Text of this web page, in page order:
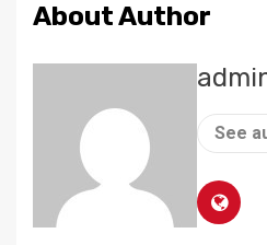
About Author
See